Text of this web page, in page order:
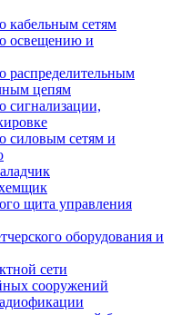
кабельным сетям
освещению и
распределительным
цепям
сигнализации,
силовым сетям и
щита управления
оборудования и
сети
сооружений